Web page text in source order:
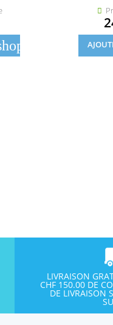

LIVRAISON
CHF 150.00 DE
DE LIVRAISON